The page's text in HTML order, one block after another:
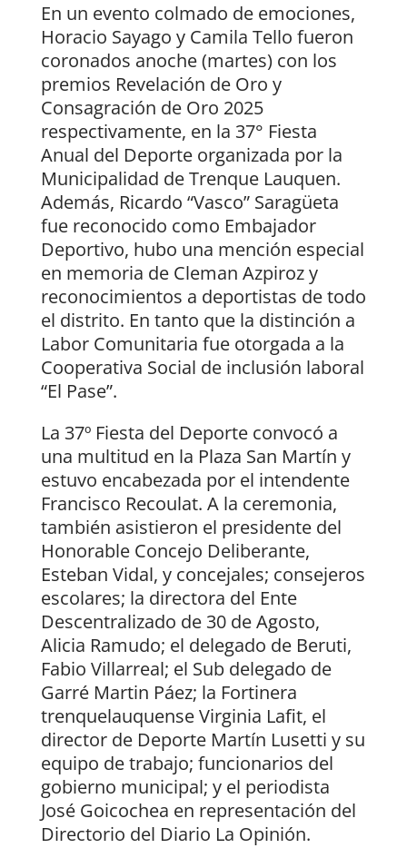
En un evento colmado de emociones,
Horacio Sayago y Camila Tello fueron
coronados anoche (martes) con los
premios Revelación de Oro y
Consagración de Oro 2025
respectivamente, en la 37° Fiesta
Anual del Deporte organizada por la
Municipalidad de Trenque Lauquen.
Además, Ricardo “Vasco” Saragüeta
fue reconocido como Embajador
Deportivo, hubo una mención especial
en memoria de Cleman Azpiroz y
reconocimientos a deportistas de todo
el distrito. En tanto que la distinción a
Labor Comunitaria fue otorgada a la
Cooperativa Social de inclusión laboral
“El Pase”.
La 37º Fiesta del Deporte convocó a
una multitud en la Plaza San Martín y
estuvo encabezada por el intendente
Francisco Recoulat. A la ceremonia,
también asistieron el presidente del
Honorable Concejo Deliberante,
Esteban Vidal, y concejales; consejeros
escolares; la directora del Ente
Descentralizado de 30 de Agosto,
Alicia Ramudo; el delegado de Beruti,
Fabio Villarreal; el Sub delegado de
Garré Martin Páez; la Fortinera
trenquelauquense Virginia Lafit, el
director de Deporte Martín Lusetti y su
equipo de trabajo; funcionarios del
gobierno municipal; y el periodista
José Goicochea en representación del
Directorio del Diario La Opinión.